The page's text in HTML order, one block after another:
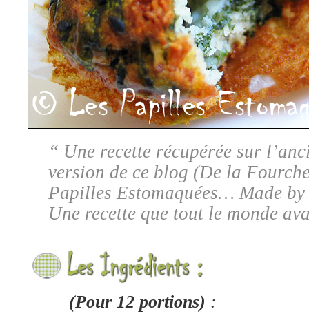
“ Une recette récupérée sur
version de ce blog (De la
Papilles Estomaquées… Made
Une recette que tout le monde
(Pour 12 portions) :